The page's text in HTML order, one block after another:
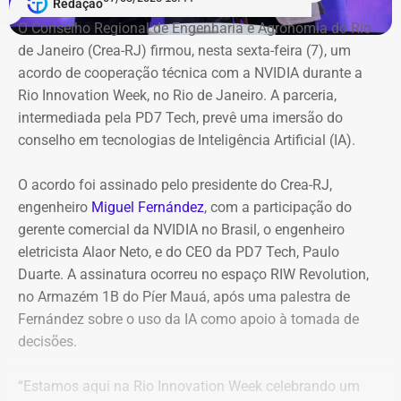
Jogo do Brasileirão Feminino adiado
O jogo entre Fluminense e Botafogo que aconteceria a
partir das 21h30 desta sexta (07), no Estádio Nilton
Santos, válido pelo Brasileirão Feminino, também foi
Futebol (CBF). “por conta dos alertas da Defesa Civil de
fortes ventos no Rio de Janeiro”, o clássico teve a
mudança de data para segunda (10) às 18 horas.
Redação
O Conselho Regional de Engenharia e Agronomia do Rio
de Janeiro (Crea-RJ) firmou, nesta sexta-feira (7), um
acordo de cooperação técnica com a NVIDIA durante a
Rio Innovation Week, no Rio de Janeiro. A parceria,
intermediada pela PD7 Tech, prevê uma imersão do
conselho em tecnologias de Inteligência Artificial (IA).
O acordo foi assinado pelo presidente do Crea-RJ,
engenheiro Miguel Fernández, com a participação do
gerente comercial da NVIDIA no Brasil, o engenheiro
eletricista Alaor Neto, e do CEO da PD7 Tech, Paulo
Duarte. A assinatura ocorreu no espaço RIW Revolution,
no Armazém 1B do Píer Mauá, após uma palestra de
Fernández sobre o uso da IA como apoio à tomada de
decisões.
“Estamos aqui na Rio Innovation Week celebrando um